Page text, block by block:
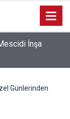
İnşa
Günlerinden